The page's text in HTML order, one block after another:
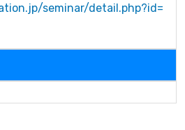
seminar/detail.php?id=